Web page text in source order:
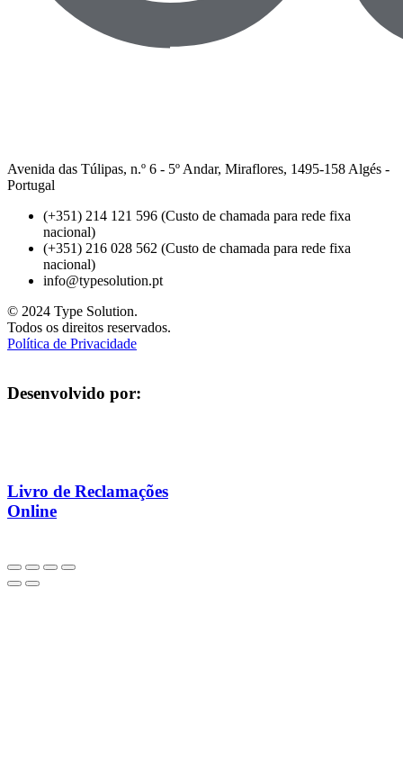
Avenida das Túlipas, n.º 6 - 5º Andar, Miraflores, 1495-158 Algés -
Portugal
(+351) 214 121 596 (Custo de chamada para rede fixa
nacional)
(+351) 216 028 562 (Custo de chamada para rede fixa
nacional)
info@typesolution.pt
© 2024 Type Solution.
Todos os direitos reservados.
Política de Privacidade
Desenvolvido por:
Livro de Reclamações
Online